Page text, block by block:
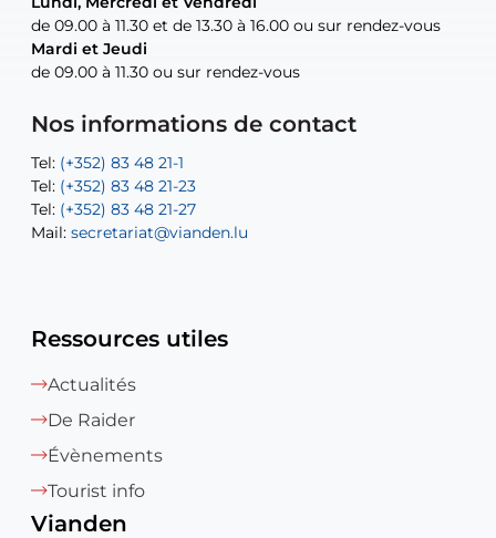
de 09.00 à 11.30 et de 13.30 à 16.00 ou sur rendez-vous
Mardi et Jeudi
de 09.00 à 11.30 ou sur rendez-vous
Nos informations de contact
Tel: (+352) 83 48 21-1
Tel: (+352) 83 48 21-23
Tel: (+352) 83 48 21-27
Mail: secretariat@vianden.lu
de 09.00 à 11.30 et de 13.30 à 16.00 ou sur rendez-vous
Mardi et Jeudi
de 09.00 à 11.30 ou sur rendez-vous
Tel: (+352) 83 48 21-20
Tel: (+352) 83 48 21-22
Mail:sofia.carvalho@vianden.lu
Mail: diane.storn@vianden.lu
Mail:recette@vianden.lu
Tel:(+352) 83 48 21-31
Tel:Permanence (Fuite d’eau) : 83 48 21 61
Ressources utiles
Actualités
De Raider
Évènements
Tourist info
Vianden